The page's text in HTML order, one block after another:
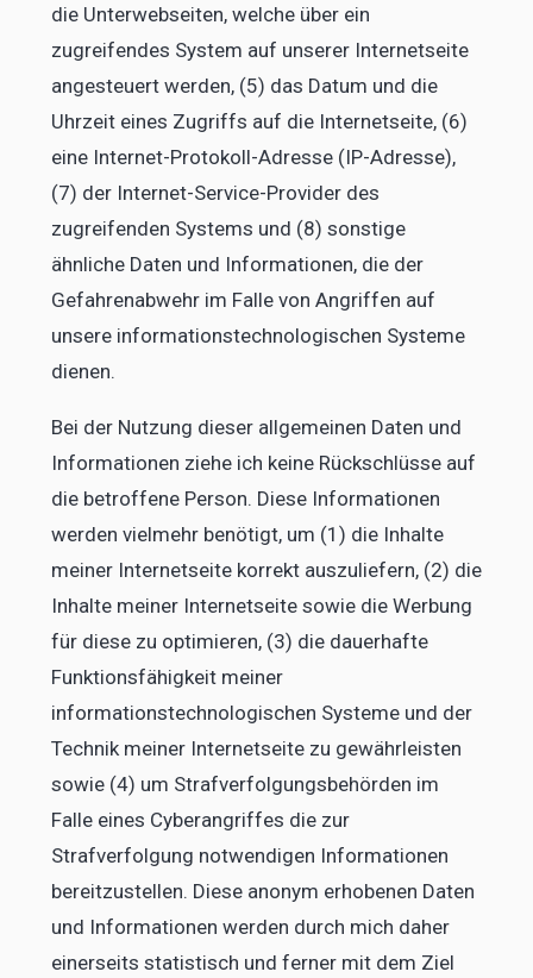
die Unterwebseiten, welche über ein
zugreifendes System auf unserer Internetseite
angesteuert werden, (5) das Datum und die
Uhrzeit eines Zugriffs auf die Internetseite, (6)
eine Internet-Protokoll-Adresse (IP-Adresse),
(7) der Internet-Service-Provider des
zugreifenden Systems und (8) sonstige
ähnliche Daten und Informationen, die der
Gefahrenabwehr im Falle von Angriffen auf
unsere informationstechnologischen Systeme
dienen.
Bei der Nutzung dieser allgemeinen Daten und
Informationen ziehe ich keine Rückschlüsse auf
die betroffene Person. Diese Informationen
werden vielmehr benötigt, um (1) die Inhalte
meiner Internetseite korrekt auszuliefern, (2) die
Inhalte meiner Internetseite sowie die Werbung
für diese zu optimieren, (3) die dauerhafte
Funktionsfähigkeit meiner
informationstechnologischen Systeme und der
Technik meiner Internetseite zu gewährleisten
sowie (4) um Strafverfolgungsbehörden im
Falle eines Cyberangriffes die zur
Strafverfolgung notwendigen Informationen
bereitzustellen. Diese anonym erhobenen Daten
und Informationen werden durch mich daher
einerseits statistisch und ferner mit dem Ziel